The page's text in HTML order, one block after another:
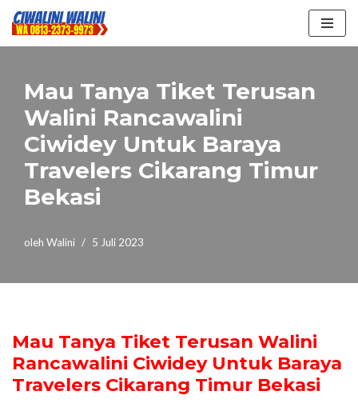
Lompat
konten
Mau Tanya Tiket Terusan
Walini Rancawalini
Ciwidey Untuk Baraya
Travelers Cikarang Timur
Bekasi
oleh Walini 5 Juli 2023
Mau Tanya Tiket Terusan Walini
Rancawalini Ciwidey Untuk Baraya
Travelers Cikarang Timur Bekasi